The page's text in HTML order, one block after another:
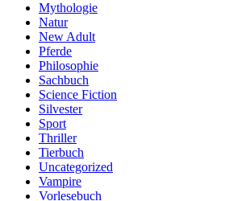
Mythologie
Natur
New Adult
Pferde
Philosophie
Sachbuch
Science Fiction
Silvester
Sport
Thriller
Tierbuch
Uncategorized
Vampire
Vorlesebuch